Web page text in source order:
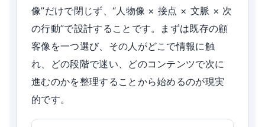
像”だけで閉じず、“人物像 × 接点 × 文脈 × 次
の行動”で設計することです。まずは既存の顧
客像を一つ選び、その人がどこで情報に触
れ、どの段階で迷い、どのコンテンツで次に
進むのかを整理することから始めるのが現実
的です。